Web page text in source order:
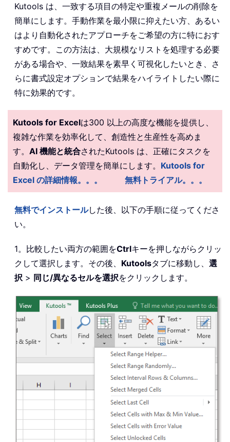
Kutools は、一致する項目の特定や重複メールの削除を
簡単にします。手動作業を最小限に抑えたい方、あるい
はより自動化されたアプローチをご希望の方に特におす
すめです。この方法は、大規模なリストを処理する必要
がある場合や、一致結果を素早く可視化したいとき、さ
らに書式設定オプションで結果をハイライトしたい際に
特に効果的です。
Kutools for Excelは300 以上の高度な機能を提供し、
複雑な作業を効率化して、創造性と生産性を高めま
す。 AI 機能と統合されたKutools は、正確にタスクを
自動化し、データ管理を簡単にします。 Kutools for
Excel の詳細情報。。。
無料トライアル。。。
無料でインストールした後、以下の手順に従ってくださ
い。
1。比較したい両方の範囲をCtrlキーを押しながらクリッ
クして選択します。その後、 Kutoolsタブに移動し、 選
択 > 同じ/異なるセルを選択をクリックします。